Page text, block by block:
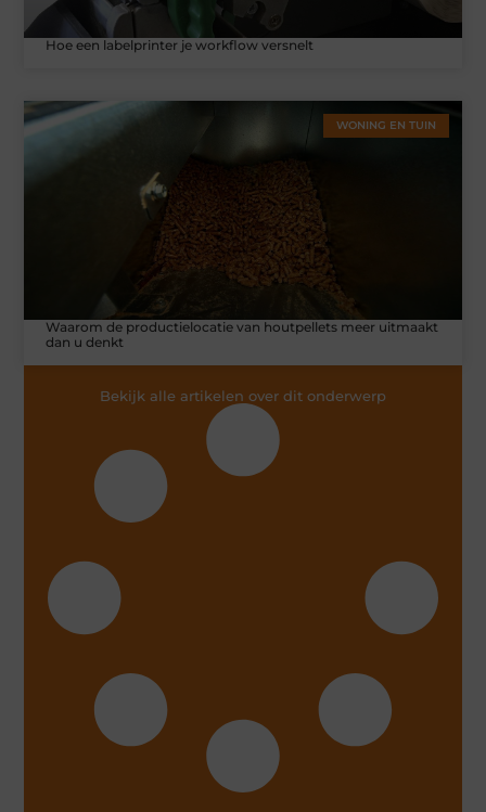
Hoe een labelprinter je workflow versnelt
WONING EN TUIN
Waarom de productielocatie van houtpellets meer uitmaakt
dan u denkt
Bekijk alle artikelen over dit onderwerp